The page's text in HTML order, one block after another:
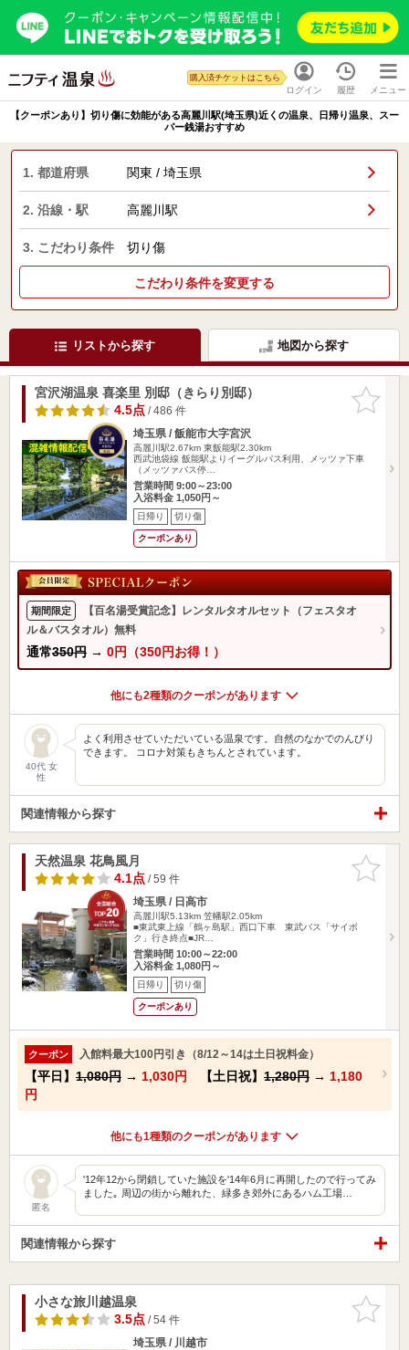
ログイン
購入済チケットはこちら
履歴 メニュー
【クーポンあり】切り傷に効能がある高麗川駅(埼玉県)近くの温泉、日帰り温泉、スー
パー銭湯おすすめ
1. 都道府県 関東 / 埼玉県
2. 沿線・駅 高麗川駅
3. こだわり条件 切り傷
こだわり条件を変更する
リストから探す 地図から探す
お気に入
りに追加
宮沢湖温泉 喜楽里 別邸（きらり別邸）
4.5点/ 486 件
埼玉県 / 飯能市大字宮沢
高麗川駅2.67km 東飯能駅2.30km
西武池袋線 飯能駅よりイーグルバス利用、メッツァ下車
（メッツァバス停…
営業時間 9:00～23:00
入浴料金 1,050円～
日帰り 切り傷
クーポンあり
期間限定
【百名湯受賞記念】レンタルタオルセット（フェスタオ
ル＆バスタオル）無料
通常350円 → 0円（350円お得！）
他にも2種類のクーポンがあります
40代 女
性
よく利用させていただいている温泉です。自然のなかでのんびり
できます。 コロナ対策もきちんとされています。
関連情報から探す
お気に入
りに追加
天然温泉 花鳥風月
4.1点/ 59 件
埼玉県 / 日高市
高麗川駅5.13km 笠幡駅2.05km
■東武東上線「鶴ヶ島駅」西口下車 東武バス「サイボ
ク」行き終点■JR…
営業時間 10:00～22:00
入浴料金 1,080円～
日帰り 切り傷
クーポンあり
クーポン 入館料最大100円引き（8/12～14は土日祝料金）
【平日】 1,080円 → 1,030円 【土日祝】 1,280円 → 1,180
円
他にも1種類のクーポンがあります
匿名
'12年12から閉鎖していた施設を'14年6月に再開したので行ってみ
ました｡ 周辺の街から離れた、緑多き郊外にあるハム工場…
関連情報から探す
お気に入
りに追加
小さな旅川越温泉
3.5点/ 54 件
埼玉県 / 川越市